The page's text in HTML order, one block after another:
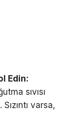
Edin:
sıvısı
Sızıntı varsa,